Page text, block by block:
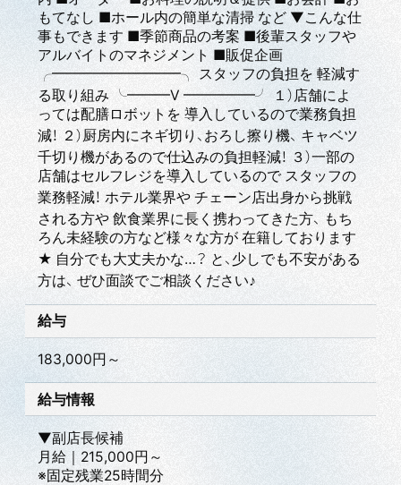
もてなし ■ホール内の簡単な清掃 など ▼こんな仕
事もできます ■季節商品の考案 ■後輩スタッフや
アルバイトのマネジメント ■販促企画
╭━━━━━━━━━╮ スタッフの負担を 軽減す
る取り組み ╰━━━V ━━━━━╯ １）店舗によ
っては配膳ロボットを 導入しているので業務負担
減！ ２）厨房内にネギ切り、おろし擦り機、 キャベツ
千切り機があるので仕込みの負担軽減！ ３）一部の
店舗はセルフレジを導入しているので スタッフの
業務軽減！ ホテル業界や チェーン店出身から挑戦
される方や 飲食業界に長く携わってきた方、 もち
ろん未経験の方など様々な方が 在籍しております
★ 自分でも大丈夫かな…？ と、少しでも不安がある
方は、 ぜひ面談でご相談ください♪
給与
183,000円～
給与情報
▼副店長候補
月給｜215,000円～
※固定残業25時間分